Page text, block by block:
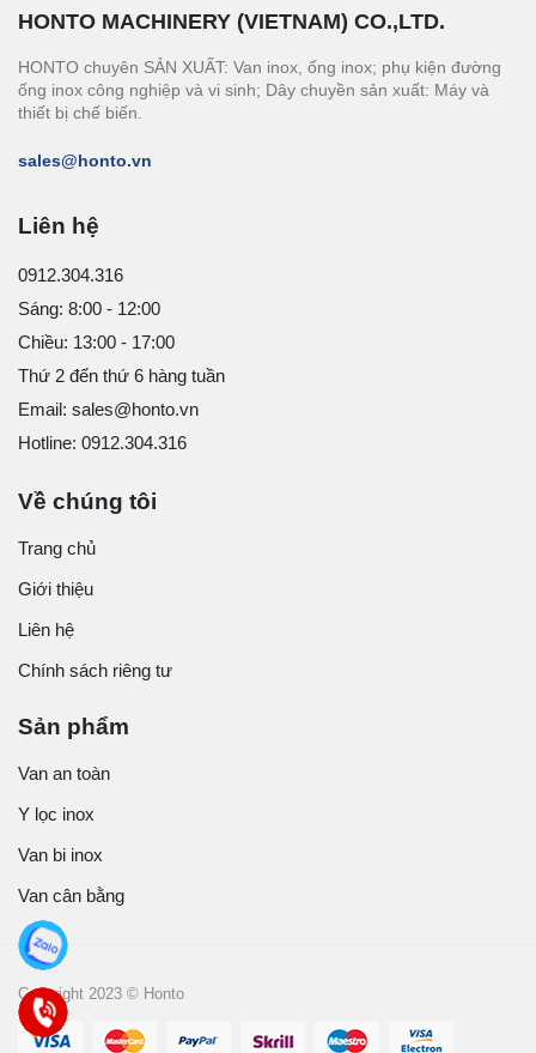
HONTO MACHINERY (VIETNAM) CO.,LTD.
HONTO chuyên SẢN XUẤT: Van inox, ống inox; phụ kiện đường
ống inox công nghiệp và vi sinh; Dây chuyền sản xuất: Máy và
thiết bị chế biến.
sales@honto.vn
Liên hệ
0912.304.316
Sáng: 8:00 - 12:00
Chiều: 13:00 - 17:00
Thứ 2 đến thứ 6 hàng tuần
Email: sales@honto.vn
Hotline: 0912.304.316
Về chúng tôi
Trang chủ
Giới thiệu
Liên hệ
Chính sách riêng tư
Sản phẩm
Van an toàn
Y lọc inox
Van bi inox
Van cân bằng
Copyright 2023 © Honto